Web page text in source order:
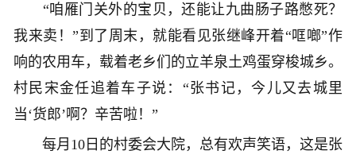
“咱雁门关外的宝贝，还能让九曲肠子路憋死？
我来卖！”到了周末，就能看见张继峰开着“哐啷”作
响的农用车，载着老乡们的立羊泉土鸡蛋穿梭城乡。
村民宋金任追着车子说：“张书记，今儿又去城里
当‘货郎’啊？辛苦啦！”
每月10日的村委会大院，总有欢声笑语，这是张